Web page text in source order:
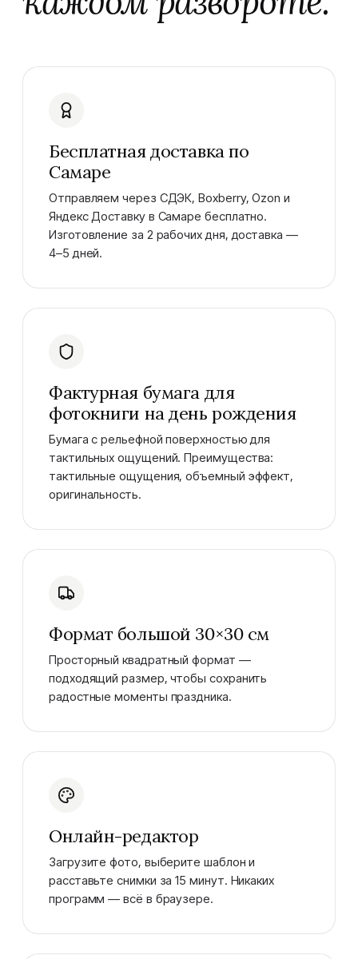
Бесплатная доставка по
Самаре
Отправляем через СДЭК, Boxberry, Ozon и
Яндекс Доставку в Самаре бесплатно.
Изготовление за 2 рабочих дня, доставка —
4–5 дней.
Фактурная бумага для
фотокниги на день рождения
Бумага с рельефной поверхностью для
тактильных ощущений. Преимущества:
тактильные ощущения, объемный эффект,
оригинальность.
Формат большой 30×30 см
Просторный квадратный формат —
подходящий размер, чтобы сохранить
радостные моменты праздника.
Онлайн-редактор
Загрузите фото, выберите шаблон и
расставьте снимки за 15 минут. Никаких
программ — всё в браузере.